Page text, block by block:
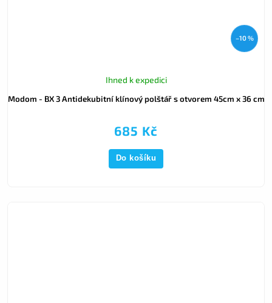
–10 %
Modom - BX 3 Antidekubitní klínový polštář s otvorem 45cm x 36 cm
Ihned k expedici
685 Kč
Do košíku